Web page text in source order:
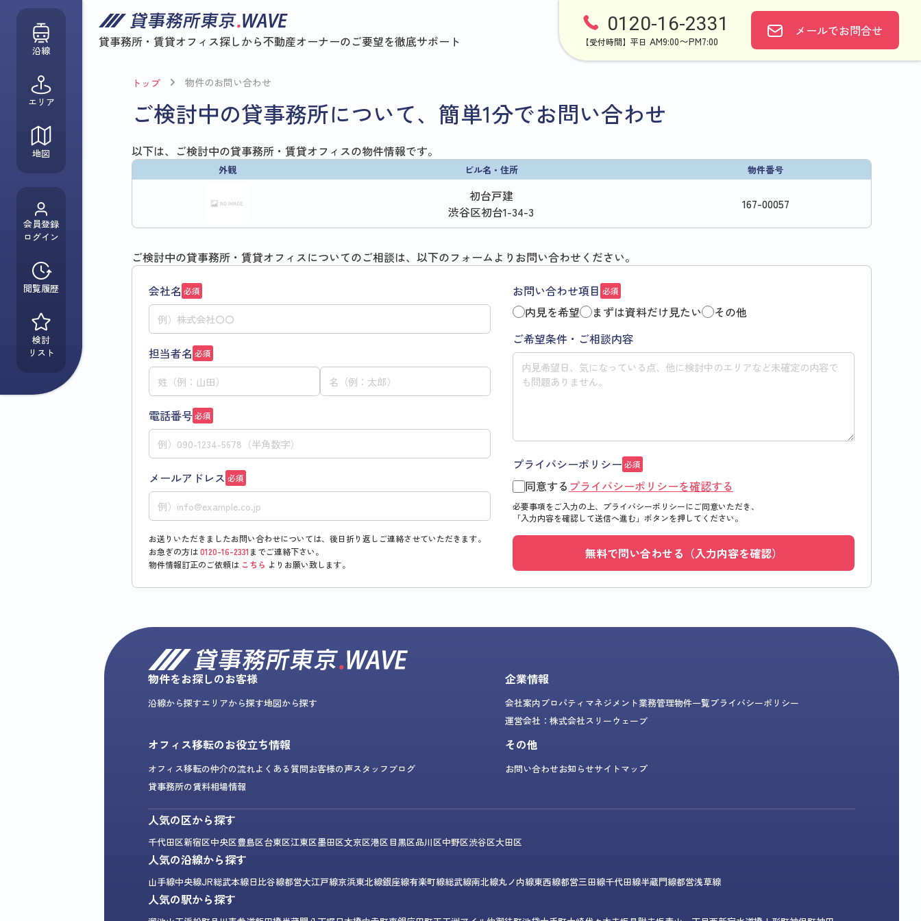
貸事務所・賃貸オフィス探しから不動産オーナーのご要望を徹底サポート
0120-16-2331
【受付時間】平日 AM9:00〜PM7:00
メールでお問合せ
沿線
エリア
地図
会員登録
ログイン
閲覧履歴
検討
リスト
トップ 物件のお問い合わせ
ご検討中の貸事務所について、簡単1分でお問い合わせ
以下は、ご検討中の貸事務所・賃貸オフィスの物件情報です。
外観 ビル名・住所 物件番号
初台戸建
渋谷区初台1-34-3
167-00057
ご検討中の貸事務所・賃貸オフィスについてのご相談は、以下のフォームよりお問い合わせください。
会社名 必須
担当者名 必須
電話番号必須
メールアドレス 必須
お送りいただきましたお問い合わせについては、後日折り返しご連絡させていただきます。
お急ぎの方は0120-16-2331 までご連絡下さい。
物件情報訂正のご依頼は こちら よりお願い致します。
お問い合わせ項目 必須
内見を希望 まずは資料だけ見たい
その他
ご希望条件・ご相談内容
プライバシーポリシー 必須
同意する プライバシーポリシーを確認する
必要事項をご入力の上、プライバシーポリシーにご同意いただき、
「入力内容を確認して送信へ進む」 ボタンを押してください。
無料で問い合わせる（入力内容を確認）
物件をお探しのお客様
沿線から探すエリアから探す地図から探す
企業情報
会社案内プロパティマネジメント業務管理物件一覧プライバシーポリシー
運営会社：株式会社スリーウェーブ
オフィス移転のお役立ち情報
オフィス移転の仲介の流れよくある質問お客様の声スタッフブログ
貸事務所の賃料相場情報
その他
お問い合わせお知らせサイトマップ
人気の区から探す
千代田区新宿区中央区豊島区台東区江東区墨田区文京区港区目黒区品川区中野区渋谷区大田区
人気の沿線から探す
山手線中央線JR総武本線日比谷線都営大江戸線京浜東北線銀座線有楽町線総武線南北線丸ノ内線東西線都営三田線千代田線半蔵門線都営浅草線
人気の駅から探す